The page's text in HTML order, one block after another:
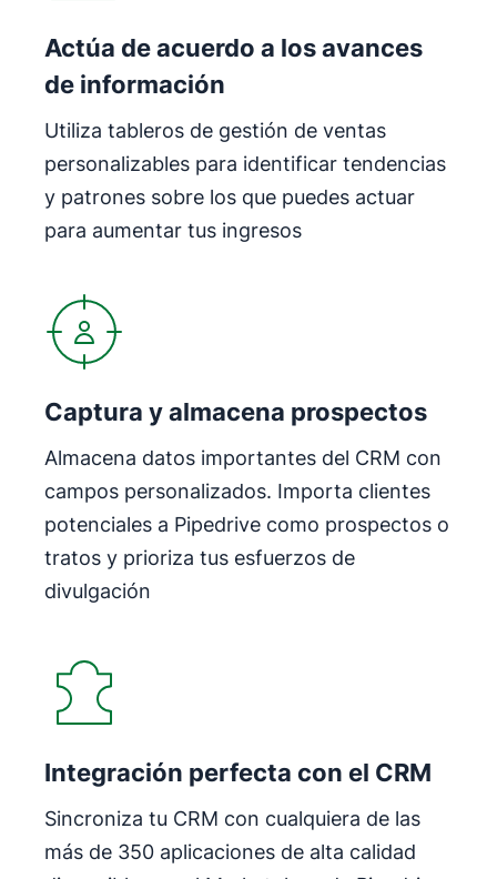
Actúa de acuerdo a los avances
de información
Utiliza tableros de gestión de ventas
personalizables para identificar tendencias
y patrones sobre los que puedes actuar
para aumentar tus ingresos
Captura y almacena prospectos
Almacena datos importantes del CRM con
campos personalizados. Importa clientes
potenciales a Pipedrive como prospectos o
tratos y prioriza tus esfuerzos de
divulgación
Integración perfecta con el CRM
Sincroniza tu CRM con cualquiera de las
más de 350 aplicaciones de alta calidad